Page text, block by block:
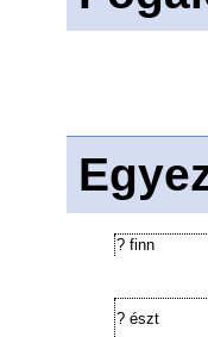
? finn
? észt